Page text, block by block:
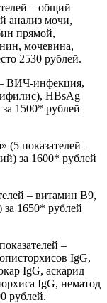
– общий
анализ мочи,
прямой,
мочевина,
2530 рублей.
ВИЧ-инфекция,
HBsAg
1500* рублей
(5 показателей –
за 1600* рублей
– витамин В9,
1650* рублей
–
IgG,
IgG, аскарид
IgG, нематод
рублей.